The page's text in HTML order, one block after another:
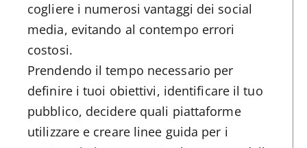
cogliere i numerosi vantaggi dei social
media, evitando al contempo errori
costosi.
Prendendo il tempo necessario per
definire i tuoi obiettivi, identificare il tuo
pubblico, decidere quali piattaforme
utilizzare e creare linee guida per i